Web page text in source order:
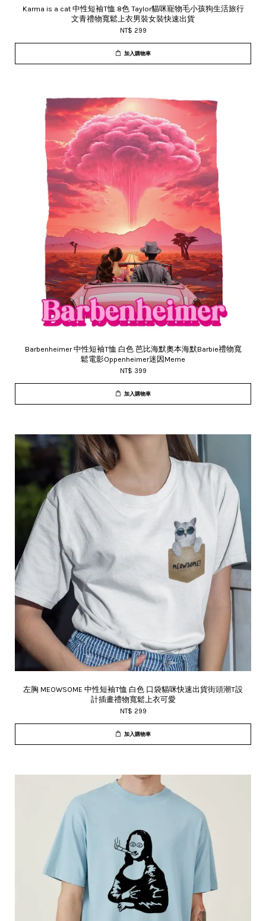
Karma is a cat 中性短袖T恤 8色 Taylor貓咪寵物毛小孩狗生活旅行
文青禮物寬鬆上衣男裝女裝快速出貨
NT$ 299
加入購物車
Barbenheimer 中性短袖T恤 白色 芭比海默奧本海默Barbie禮物寬
鬆電影Oppenheimer迷因Meme
NT$ 399
加入購物車
左胸 MEOWSOME 中性短袖T恤 白色 口袋貓咪快速出貨街頭潮T設
計插畫禮物寬鬆上衣可愛
NT$ 299
加入購物車